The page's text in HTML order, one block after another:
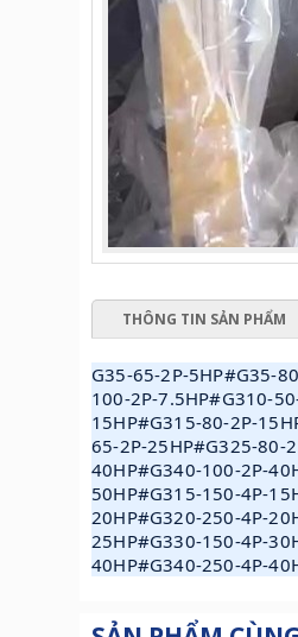
THÔNG TIN SẢN PHẨM
G35-65-2P-5HP#G35-
100-2P-7.5HP#G310-
15HP#G315-80-2P-
65-2P-25HP#G325-80-
40HP#G340-100-2P-
50HP#G315-150-4P-
20HP#G320-250-4P-
25HP#G330-150-4P-
40HP#G340-250-4P-